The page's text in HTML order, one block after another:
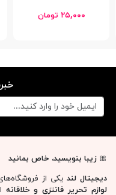
۲۵,۰۰۰ تومان
🎀زیبا بنویسید، خاص بمانید
دیجیتال لند یکی از
لوازم تحریر فانتزی و خلاقانه